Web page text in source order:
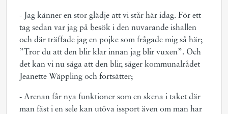
- Jag känner en stor glädje att vi står här idag. För ett
tag sedan var jag på besök i den nuvarande ishallen
och där träffade jag en pojke som frågade mig så här;
”Tror du att den blir klar innan jag blir vuxen”. Och
det kan vi nu säga att den blir, säger kommunalrådet
Jeanette Wäppling och fortsätter;
- Arenan får nya funktioner som en skena i taket där
man fäst i en sele kan utöva issport även om man har